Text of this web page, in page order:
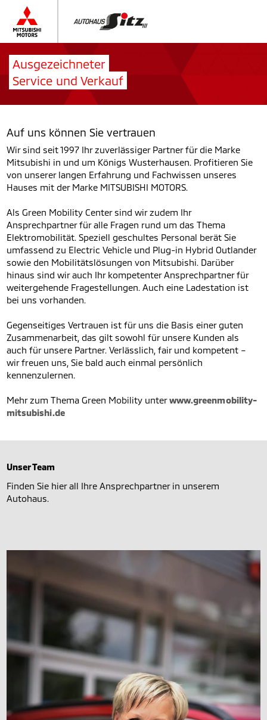
Ausgezeichneter
Service und Verkauf
Auf uns können Sie vertrauen
Wir sind seit 1997 Ihr zuverlässiger Partner für die Marke
Mitsubishi in und um Königs Wusterhausen. Profitieren Sie
von unserer langen Erfahrung und Fachwissen unseres
Hauses mit der Marke MITSUBISHI MOTORS.
Als Green Mobility Center sind wir zudem Ihr
Ansprechpartner für alle Fragen rund um das Thema
Elektromobilität. Speziell geschultes Personal berät Sie
umfassend zu Electric Vehicle und Plug-in Hybrid Outlander
sowie den Mobilitätslösungen von Mitsubishi. Darüber
hinaus sind wir auch Ihr kompetenter Ansprechpartner für
weitergehende Fragestellungen. Auch eine Ladestation ist
bei uns vorhanden.
Gegenseitiges Vertrauen ist für uns die Basis einer guten
Zusammenarbeit, das gilt sowohl für unsere Kunden als
auch für unsere Partner. Verlässlich, fair und kompetent –
wir freuen uns, Sie bald auch einmal persönlich
kennenzulernen.
Mehr zum Thema Green Mobility unterwww.greenmobility-
mitsubishi.de
Unser Team
Finden Sie hier all Ihre Ansprechpartner in unserem
Autohaus.